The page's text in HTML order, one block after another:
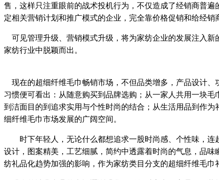
售，这样只注重眼前的战术投机行为，不仅造成了经销商普
定相关营销计划和推广模式的企业，完全靠价格促销和给经
可见管理升级、营销模式升级，将为家纺企业的发展注入
家纺行业中脱颖而出。
现在的超细纤维毛巾畅销市场，不但品类增多，产品设计
习惯便可看出：从随意购买到品牌选购；从一家人共用一块
到洁面目的到追求实用与个性时尚的结合；从生活用品到作
细纤维毛巾市场发展的广阔空间。
时下年轻人，无论什么都想追求一股时尚感、个性味，连
设计，图案精美，工艺细腻，简约中透露着时尚的气息，品
纺礼品化趋势加强的影响，作为家纺类目分支的超细纤维毛